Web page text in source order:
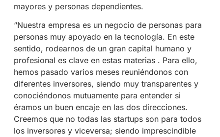
mayores y personas dependientes.
“Nuestra empresa es un negocio de personas para
personas muy apoyado en la tecnología. En este
sentido, rodearnos de un gran capital humano y
profesional es clave en estas materias . Para ello,
hemos pasado varios meses reuniéndonos con
diferentes inversores, siendo muy transparentes y
conociéndonos mutuamente para entender si
éramos un buen encaje en las dos direcciones.
Creemos que no todas las startups son para todos
los inversores y viceversa; siendo imprescindible